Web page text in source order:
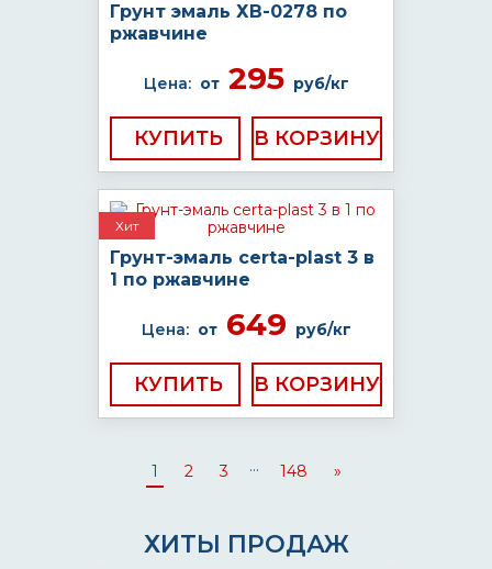
Грунт эмаль ХВ-0278 по
ржавчине
Цена: от295 руб/кг
КУПИТЬ
Хит
Грунт-эмаль certa-plast 3 в
1 по ржавчине
Цена: от649 руб/кг
КУПИТЬ
1 2 3 ... 148 »
ХИТЫ ПРОДАЖ